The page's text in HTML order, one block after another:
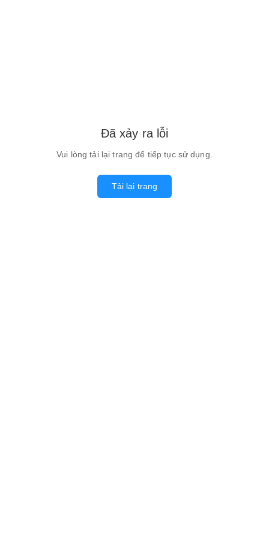
Đã xảy ra lỗi
Vui lòng tải lại trang để tiếp tục sử dụng.
Tải lại trang